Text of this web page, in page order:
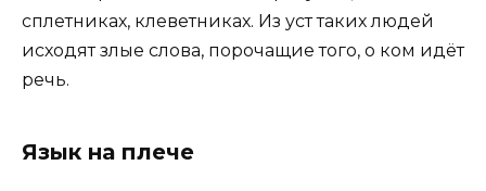
сплетниках, клеветниках. Из уст таких людей
исходят злые слова, порочащие того, о ком идёт
речь.
Язык на плече